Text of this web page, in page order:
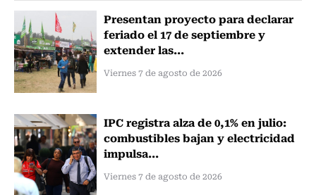
Presentan proyecto para declarar
feriado el 17 de septiembre y
extender las...
Viernes 7 de agosto de 2026
IPC registra alza de 0,1% en julio:
combustibles bajan y electricidad
impulsa...
Viernes 7 de agosto de 2026